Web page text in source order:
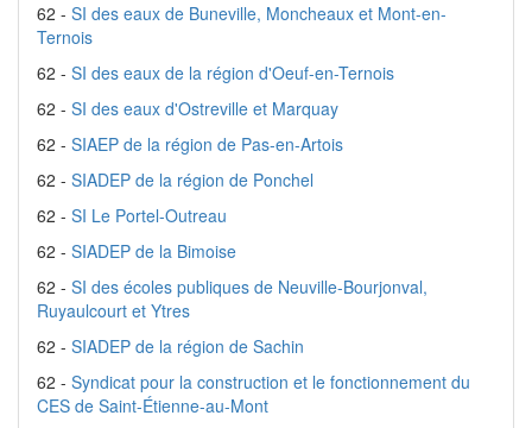
62 - SI des eaux de Buneville, Moncheaux et Mont-en-
Ternois
62 - SI des eaux de la région d'Oeuf-en-Ternois
62 - SI des eaux d'Ostreville et Marquay
62 - SIAEP de la région de Pas-en-Artois
62 - SIADEP de la région de Ponchel
62 - SI Le Portel-Outreau
62 - SIADEP de la Bimoise
62 - SI des écoles publiques de Neuville-Bourjonval,
Ruyaulcourt et Ytres
62 - SIADEP de la région de Sachin
62 - Syndicat pour la construction et le fonctionnement du
CES de Saint-Étienne-au-Mont